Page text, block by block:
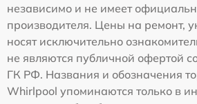
независимо и не имеет
производителя. Цены на ремонт,
носят исключительно
не являются публичной офертой
ГК РФ. Названия и обозначения
Whirlpool упоминаются только в